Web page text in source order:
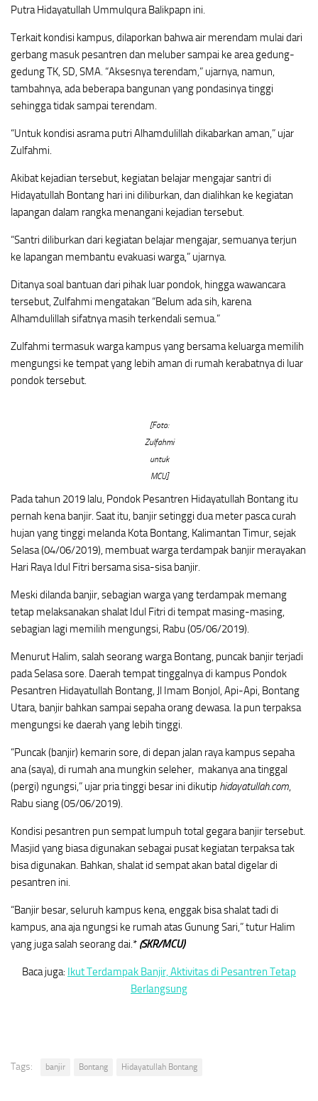
Putra Hidayatullah Ummulqura Balikpapn ini.
Terkait kondisi kampus, dilaporkan bahwa air merendam mulai dari
gerbang masuk pesantren dan meluber sampai ke area gedung-
gedung TK, SD, SMA. “Aksesnya terendam,” ujarnya, namun,
tambahnya, ada beberapa bangunan yang pondasinya tinggi
sehingga tidak sampai terendam.
“Untuk kondisi asrama putri Alhamdulillah dikabarkan aman,” ujar
Zulfahmi.
Akibat kejadian tersebut, kegiatan belajar mengajar santri di
Hidayatullah Bontang hari ini diliburkan, dan dialihkan ke kegiatan
lapangan dalam rangka menangani kejadian tersebut.
“Santri diliburkan dari kegiatan belajar mengajar, semuanya terjun
ke lapangan membantu evakuasi warga,” ujarnya.
Ditanya soal bantuan dari pihak luar pondok, hingga wawancara
tersebut, Zulfahmi mengatakan “Belum ada sih, karena
Alhamdulillah sifatnya masih terkendali semua.”
Zulfahmi termasuk warga kampus yang bersama keluarga memilih
mengungsi ke tempat yang lebih aman di rumah kerabatnya di luar
pondok tersebut.
[Foto:
Zulfahmi
untuk
MCU]
Pada tahun 2019 lalu, Pondok Pesantren Hidayatullah Bontang itu
pernah kena banjir. Saat itu, banjir setinggi dua meter pasca curah
hujan yang tinggi melanda Kota Bontang, Kalimantan Timur, sejak
Selasa (04/06/2019), membuat warga terdampak banjir merayakan
Hari Raya Idul Fitri bersama sisa-sisa banjir.
Meski dilanda banjir, sebagian warga yang terdampak memang
tetap melaksanakan shalat Idul Fitri di tempat masing-masing,
sebagian lagi memilih mengungsi, Rabu (05/06/2019).
Menurut Halim, salah seorang warga Bontang, puncak banjir terjadi
pada Selasa sore. Daerah tempat tinggalnya di kampus Pondok
Pesantren Hidayatullah Bontang, Jl Imam Bonjol, Api-Api, Bontang
Utara, banjir bahkan sampai sepaha orang dewasa. Ia pun terpaksa
mengungsi ke daerah yang lebih tinggi.
“Puncak (banjir) kemarin sore, di depan jalan raya kampus sepaha
ana (saya), di rumah ana mungkin seleher, makanya ana tinggal
(pergi) ngungsi,” ujar pria tinggi besar ini dikutip hidayatullah.com,
Rabu siang (05/06/2019).
Kondisi pesantren pun sempat lumpuh total gegara banjir tersebut.
Masjid yang biasa digunakan sebagai pusat kegiatan terpaksa tak
bisa digunakan. Bahkan, shalat id sempat akan batal digelar di
pesantren ini.
“Banjir besar, seluruh kampus kena, enggak bisa shalat tadi di
kampus, ana aja ngungsi ke rumah atas Gunung Sari,” tutur Halim
yang juga salah seorang dai.* (SKR/MCU)
Baca juga: Ikut Terdampak Banjir, Aktivitas di Pesantren Tetap
Berlangsung
Tags: banjir Bontang Hidayatullah Bontang